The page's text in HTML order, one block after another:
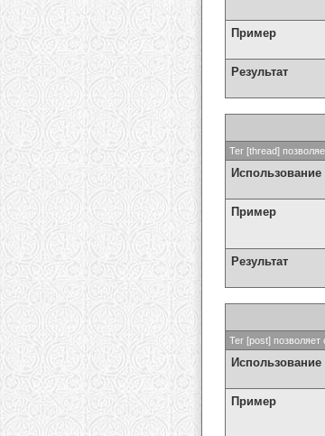
Пример
Результат
Тег [thread]
Использование
Пример
Результат
Тег [post]
Использование
Пример